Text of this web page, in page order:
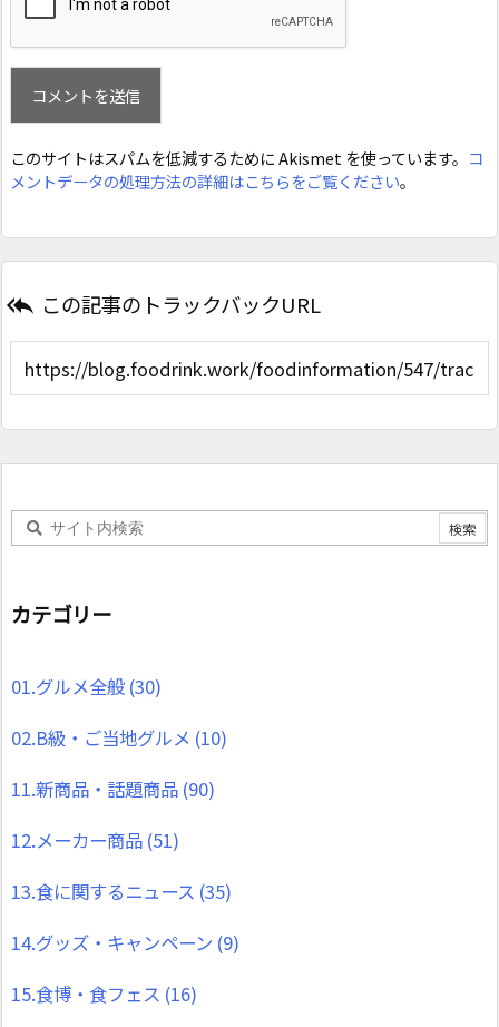
このサイトはスパムを低減するために Akismet を使っています。 コ
メントデータの処理方法の詳細はこちらをご覧ください。
 この記事のトラックバックURL
カテゴリー
01.グルメ全般 (30)
02.B級・ご当地グルメ (10)
11.新商品・話題商品 (90)
12.メーカー商品 (51)
13.食に関するニュース (35)
14.グッズ・キャンペーン (9)
15.食博・食フェス (16)